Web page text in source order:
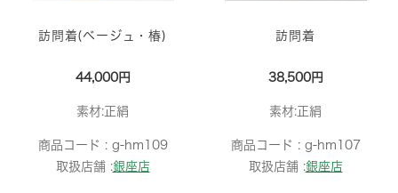
訪問着(ベージュ・椿)
44,000円
素材:正絹
商品コード : g-hm109
取扱店舗 :銀座店
訪問着
38,500円
素材:正絹
商品コード : g-hm107
取扱店舗 :銀座店